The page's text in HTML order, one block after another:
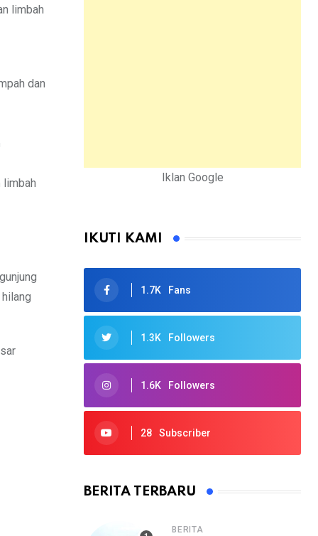
limbah
dan
limbah
Iklan Google
IKUTI KAMI
1.7K Fans
1.3K Followers
1.6K Followers
28 Subscriber
BERITA TERBARU
BERITA